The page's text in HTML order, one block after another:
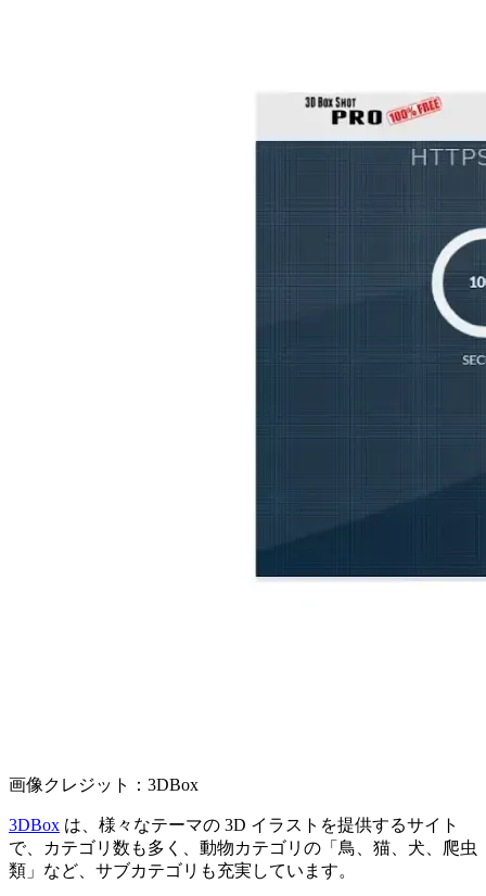
画像クレジット：3DBox
3DBox は、様々なテーマの 3D イラストを提供するサイト
で、カテゴリ数も多く、動物カテゴリの「鳥、猫、犬、爬虫
類」など、サブカテゴリも充実しています。